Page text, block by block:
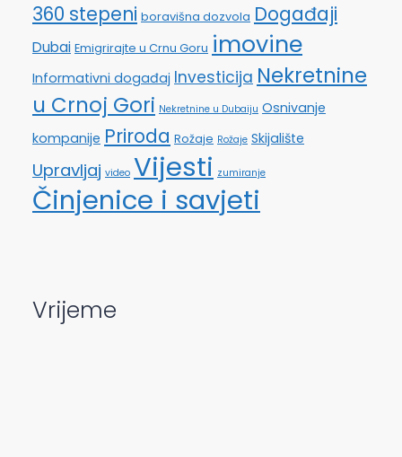
360 stepeni boravišna dozvola Događaji
Dubai Emigrirajte u Crnu Goru imovine
Informativni događaj Investicija Nekretnine
u Crnoj Gori Nekretnine u Dubaiju Osnivanje
kompanije Priroda Rožaje Rožaje Skijalište
Upravljaj video Vijesti zumiranje
Činjenice i savjeti
Vrijeme